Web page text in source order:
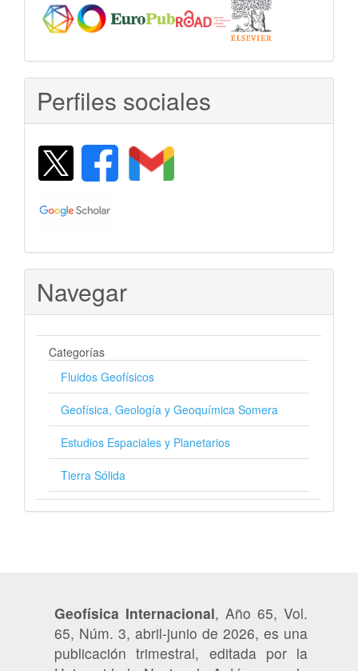
Perfiles sociales
Navegar
Categorías
Fluidos Geofísicos
Geofísica, Geología y Geoquímica Somera
Estudios Espaciales y Planetarios
Tierra Sólida
Geofísica Internacional, Año 65, Vol.
65, Núm. 3, abril-junio de 2026, es una
publicación trimestral, editada por la